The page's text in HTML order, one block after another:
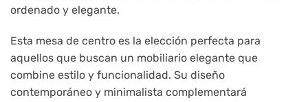
ordenado y elegante.
Esta mesa de centro es la elección perfecta para
aquellos que buscan un mobiliario elegante que
combine estilo y funcionalidad. Su diseño
contemporáneo y minimalista complementará